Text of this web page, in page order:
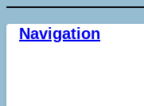
Navigation